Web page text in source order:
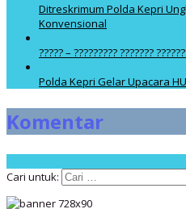
Ditreskrimum Polda Kepri
Konvensional
????? – ????????? ???????
Polda Kepri Gelar Upacara
Komentar
Cari untuk: